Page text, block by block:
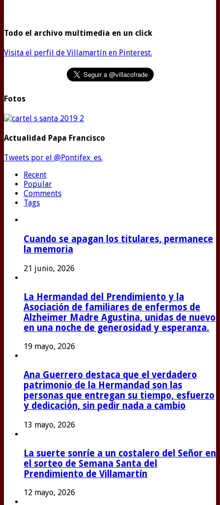
Todo el archivo multimedia en un click
Visita el perfil de Villamartín en Pinterest.
Fotos
Actualidad Papa Francisco
Tweets por el @Pontifex_es.
Recent
Popular
Comments
Tags
Cuando se apagan los titulares, permanece
la memoria
21 junio, 2026
La Hermandad del Prendimiento y la
Asociación de familiares de enfermos de
Alzheimer Madre Agustina, unidas de nuevo
en una noche de generosidad y esperanza.
19 mayo, 2026
Ana Guerrero destaca que el verdadero
patrimonio de la Hermandad son las
personas que entregan su tiempo, esfuerzo
y dedicación, sin pedir nada a cambio
13 mayo, 2026
La suerte sonríe a un costalero del Señor en
el sorteo de Semana Santa del
Prendimiento de Villamartín
12 mayo, 2026